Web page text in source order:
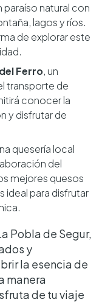
paraíso natural con
lagos y ríos.
de explorar este
Ferro, un
transporte de
conocer la
y disfrutar de
quesería local
del
mejores quesos
ideal para disfrutar
Pobla de Segur,
y
la esencia de
manera
de tu viaje